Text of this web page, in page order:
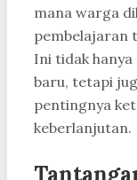
mana warga
pembelajaran
Ini tidak
baru, tetapi
pentingnya
keberlanjutan.